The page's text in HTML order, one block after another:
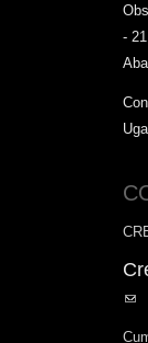
-
(link